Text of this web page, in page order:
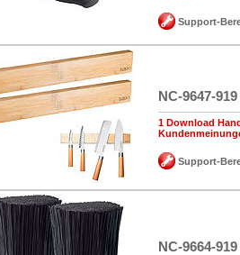
Support-
NC-9647-919
1 Download
Support-
NC-9664-919